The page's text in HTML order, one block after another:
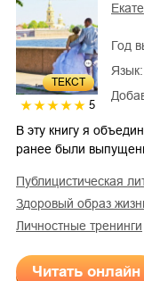
ТЕКСТ
5
Год
Язык:
В эту книгу я
ранее были
публицистическая
здоровый образ
личностные тренинги
Читать онлайн